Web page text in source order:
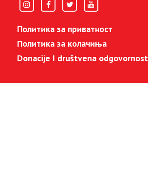
Политика за приватност
Политика за колачиња
Donacije I društvena odgovornost